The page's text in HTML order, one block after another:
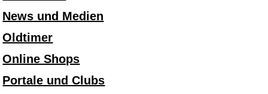
News und Medien
Oldtimer
Online Shops
Portale und Clubs